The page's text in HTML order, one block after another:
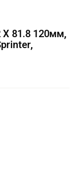
81.8 120мм,